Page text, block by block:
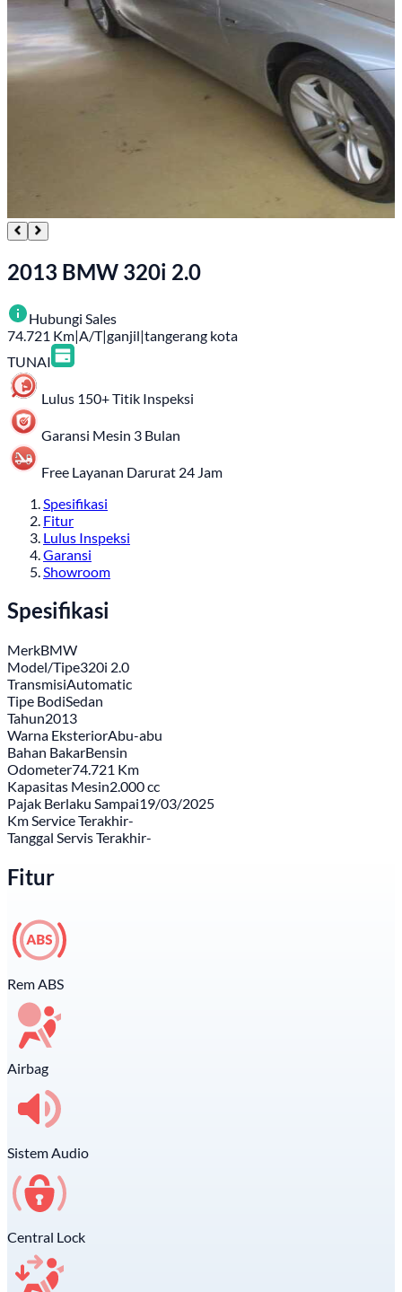
2013 BMW 320i 2.0
Hubungi Sales
74.721 Km|A/T|ganjil|tangerang kota
TUNAI
Lulus 150+ Titik Inspeksi
Garansi Mesin 3 Bulan
Free Layanan Darurat 24 Jam
Spesifikasi
Fitur
Lulus Inspeksi
Garansi
Showroom
Spesifikasi
MerkBMW
Model/Tipe320i 2.0
TransmisiAutomatic
Tipe BodiSedan
Tahun2013
Warna EksteriorAbu-abu
Bahan BakarBensin
Odometer74.721 Km
Kapasitas Mesin2.000 cc
Pajak Berlaku Sampai19/03/2025
Km Service Terakhir-
Tanggal Servis Terakhir-
Fitur
Rem ABS
Airbag
Sistem Audio
Central Lock